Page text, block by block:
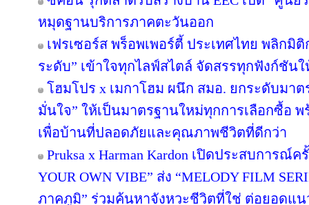
หมุดฐานบริการภาคตะวันออก
เฟรเซอร์ส พร็อพเพอร์ตี้ ประเทศไทย พลิกมิ
ระดับ” เข้าใจทุกไลฟ์สไตล์ จัดสรรทุกฟังก์ชัน
โฮมโปร x เมกาโฮม ผนึก สมอ. ยกระดับมา
มั่นใจ” ให้เป็นมาตรฐานใหม่ทุกการเลือกซื้อ
เพื่อบ้านที่ปลอดภัยและคุณภาพชีวิตที่ดีกว่า
Pruksa x Harman Kardon เปิดประสบการณ์
YOUR OWN VIBE” ส่ง “MELODY FILM
ภาคภูมิ” ร่วมค้นหาจังหวะชีวิตที่ใช่ ต่อยอดแน